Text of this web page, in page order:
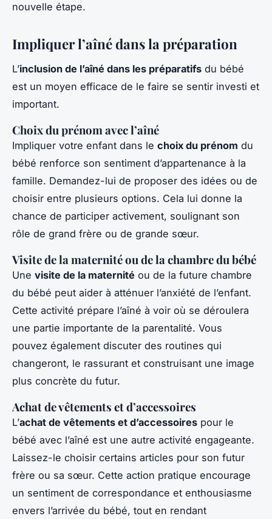
nouvelle étape.
Impliquer l’aîné dans la préparation
L’inclusion de l’aîné dans les préparatifs du bébé
est un moyen efficace de le faire se sentir investi et
important.
Choix du prénom avec l’aîné
Impliquer votre enfant dans le choix du prénom du
bébé renforce son sentiment d’appartenance à la
famille. Demandez-lui de proposer des idées ou de
choisir entre plusieurs options. Cela lui donne la
chance de participer activement, soulignant son
rôle de grand frère ou de grande sœur.
Visite de la maternité ou de la chambre du bébé
Une visite de la maternité ou de la future chambre
du bébé peut aider à atténuer l’anxiété de l’enfant.
Cette activité prépare l’aîné à voir où se déroulera
une partie importante de la parentalité. Vous
pouvez également discuter des routines qui
changeront, le rassurant et construisant une image
plus concrète du futur.
Achat de vêtements et d’accessoires
L’achat de vêtements et d’accessoires pour le
bébé avec l’aîné est une autre activité engageante.
Laissez-le choisir certains articles pour son futur
frère ou sa sœur. Cette action pratique encourage
un sentiment de correspondance et enthousiasme
envers l’arrivée du bébé, tout en rendant